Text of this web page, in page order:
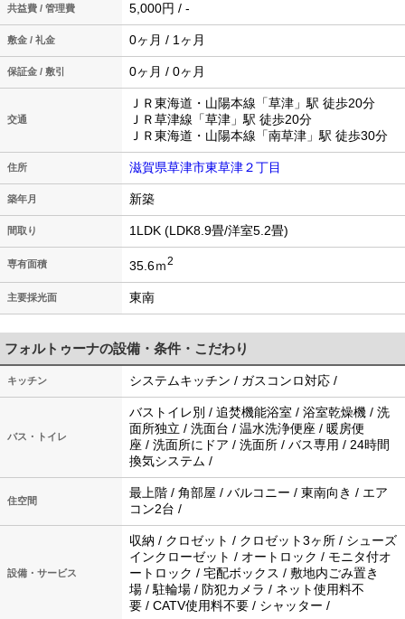
共益費 / 管理費 5,000円 / -
敷金 / 礼金 0ヶ月 / 1ヶ月
保証金 / 敷引 0ヶ月 / 0ヶ月
交通
ＪＲ東海道・山陽本線「草津」駅 徒歩20分
ＪＲ草津線「草津」駅 徒歩20分
ＪＲ東海道・山陽本線「南草津」駅 徒歩30分
住所 滋賀県草津市東草津２丁目
築年月 新築
間取り 1LDK (LDK8.9畳/洋室5.2畳)
専有面積 35.6ｍ2
主要採光面 東南
フォルトゥーナの設備・条件・こだわり
キッチン システムキッチン / ガスコンロ対応 /
バス・トイレ
バストイレ別 / 追焚機能浴室 / 浴室乾燥機 / 洗
面所独立 / 洗面台 / 温水洗浄便座 / 暖房便
座 / 洗面所にドア / 洗面所 / バス専用 / 24時間
換気システム /
住空間
最上階 / 角部屋 / バルコニー / 東南向き / エア
コン2台 /
設備・サービス
収納 / クロゼット / クロゼット3ヶ所 / シューズ
インクローゼット / オートロック / モニタ付オ
ートロック / 宅配ボックス / 敷地内ごみ置き
場 / 駐輪場 / 防犯カメラ / ネット使用料不
要 / CATV使用料不要 / シャッター /